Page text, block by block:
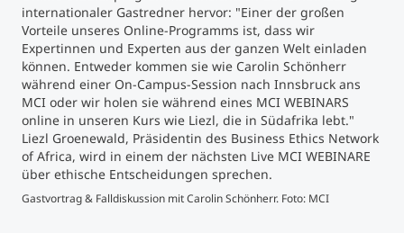
internationaler Gastredner hervor: "Einer der großen
Vorteile unseres Online-Programms ist, dass wir
Expertinnen und Experten aus der ganzen Welt einladen
können. Entweder kommen sie wie Carolin Schönherr
während einer On-Campus-Session nach Innsbruck ans
MCI oder wir holen sie während eines MCI WEBINARS
online in unseren Kurs wie Liezl, die in Südafrika lebt."
Liezl Groenewald, Präsidentin des Business Ethics Network
of Africa, wird in einem der nächsten Live MCI WEBINARE
über ethische Entscheidungen sprechen.
Gastvortrag & Falldiskussion mit Carolin Schönherr. Foto: MCI